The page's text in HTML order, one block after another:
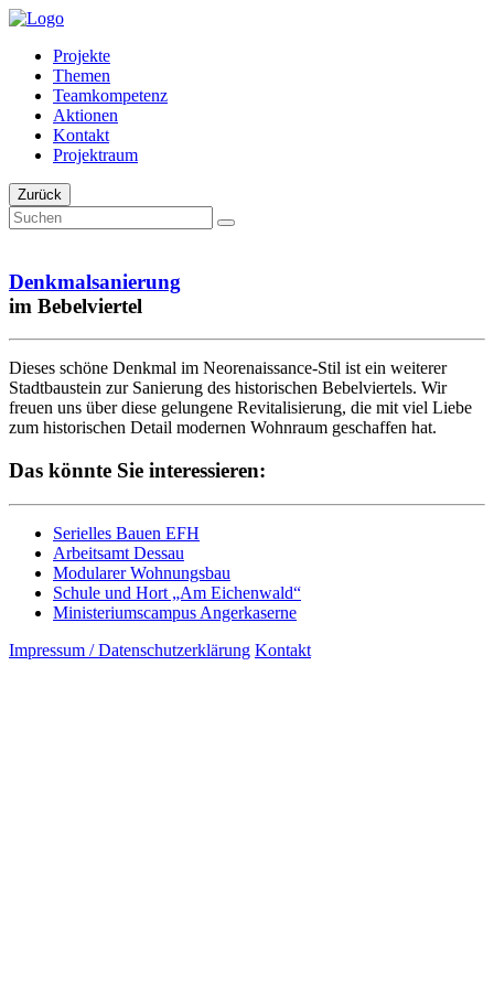
Projekte
Themen
Teamkompetenz
Aktionen
Kontakt
Projektraum
Zurück
Denkmalsanierung
im Bebelviertel
Dieses schöne Denkmal im Neorenaissance-Stil ist ein weiterer
Stadtbaustein zur Sanierung des historischen Bebelviertels. Wir
freuen uns über diese gelungene Revitalisierung, die mit viel Liebe
zum historischen Detail modernen Wohnraum geschaffen hat.
Das könnte Sie interessieren:
Serielles Bauen EFH
Arbeitsamt Dessau
Modularer Wohnungsbau
Schule und Hort „Am Eichenwald“
Ministeriumscampus Angerkaserne
Impressum / Datenschutzerklärung Kontakt